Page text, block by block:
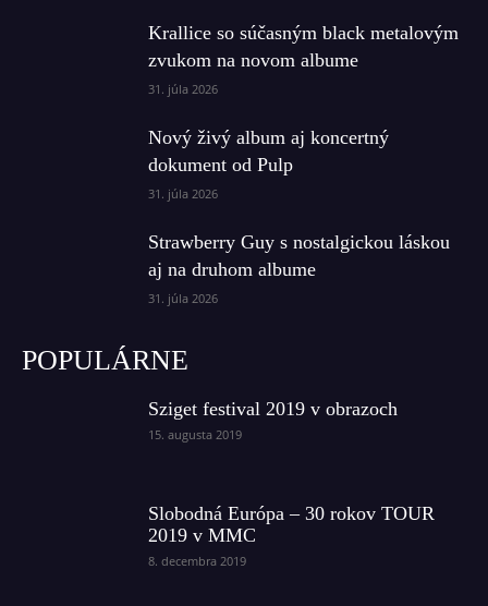
Krallice so súčasným black metalovým
zvukom na novom albume
31. júla 2026
Nový živý album aj koncertný
dokument od Pulp
31. júla 2026
Strawberry Guy s nostalgickou láskou
aj na druhom albume
31. júla 2026
POPULÁRNE
Sziget festival 2019 v obrazoch
15. augusta 2019
Slobodná Európa – 30 rokov TOUR
2019 v MMC
8. decembra 2019